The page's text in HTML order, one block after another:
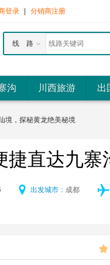
登录 分销商注册
线 路
沟 川西旅游 出
境，探秘黄龙绝美秘境
捷直达九
出发城市： 成都